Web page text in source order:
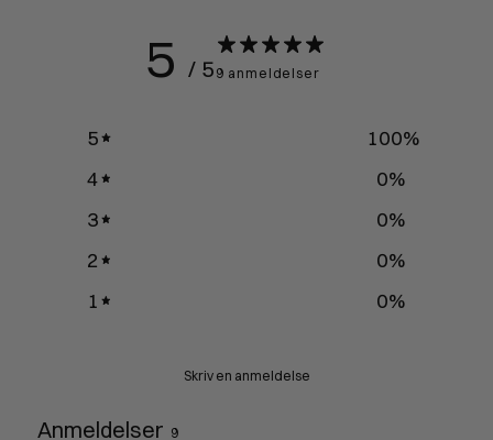
5 / 5 9 anmeldelser
5 100%
4
0%
3
0%
2
0%
1
0%
Skriv en anmeldelse
Anmeldelser 9